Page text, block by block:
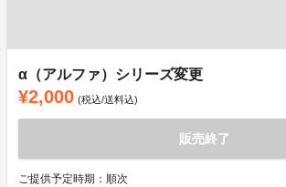
α（アルファ）シリーズ変更
¥2,000 (税込/送料込)
販売終了
ご提供予定時期：順次